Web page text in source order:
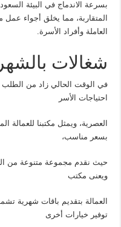
بسرعة الاندماج في البيئة
المتقاربة، مما يخلق أجواء عمل
العاملة وأفراد الأسرة.
شغالات
في الوقت الحالي زاد من
احتياجات الأسر
العصرية، ويمثل مكتبنا للعمالة
بسعر مناسب،
حيث نقدم مجموعة متنوعة من
ويعنى مكتب
العمالة بتقديم باقات شهرية
توفير خيارات أخرى